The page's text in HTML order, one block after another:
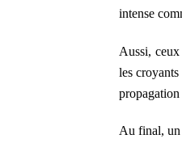
intense
Aussi,
les
propagation
Au final, un